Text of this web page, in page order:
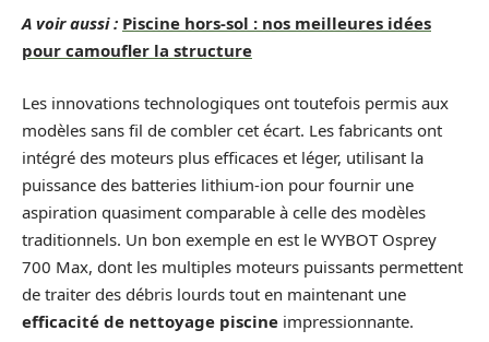
A voir aussi : Piscine hors-sol : nos meilleures idées
pour camoufler la structure
Les innovations technologiques ont toutefois permis aux
modèles sans fil de combler cet écart. Les fabricants ont
intégré des moteurs plus efficaces et léger, utilisant la
puissance des batteries lithium-ion pour fournir une
aspiration quasiment comparable à celle des modèles
traditionnels. Un bon exemple en est le WYBOT Osprey
700 Max, dont les multiples moteurs puissants permettent
de traiter des débris lourds tout en maintenant une
efficacité de nettoyage piscine impressionnante.